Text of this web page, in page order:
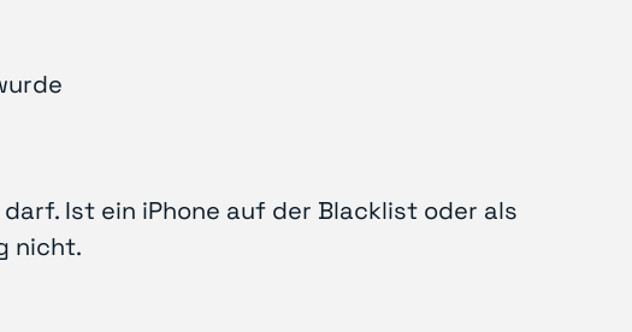
Ist ein iPhone auf der Blacklist oder als
nicht.